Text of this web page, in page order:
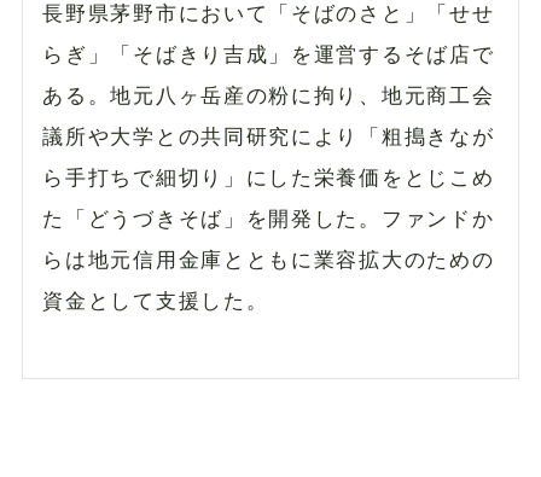
長野県茅野市において「そばのさと」「せせ
らぎ」「そばきり吉成」を運営するそば店で
ある。地元八ヶ岳産の粉に拘り、地元商工会
議所や大学との共同研究により「粗搗きなが
ら手打ちで細切り」にした栄養価をとじこめ
た「どうづきそば」を開発した。ファンドか
らは地元信用金庫とともに業容拡大のための
資金として支援した。